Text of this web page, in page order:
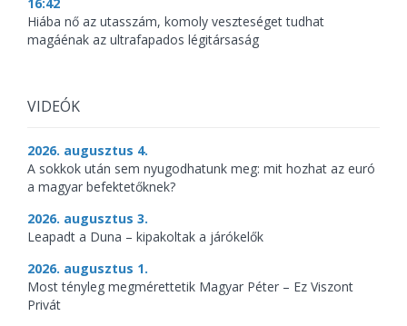
16:42
Hiába nő az utasszám, komoly veszteséget tudhat
magáénak az ultrafapados légitársaság
VIDEÓK
2026. augusztus 4.
A sokkok után sem nyugodhatunk meg: mit hozhat az euró
a magyar befektetőknek?
2026. augusztus 3.
Leapadt a Duna – kipakoltak a járókelők
2026. augusztus 1.
Most tényleg megmérettetik Magyar Péter – Ez Viszont
Privát